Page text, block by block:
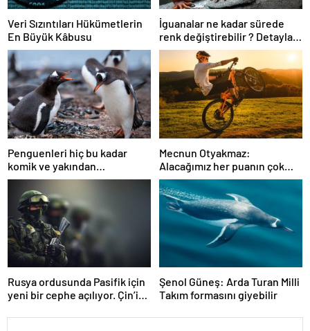
Veri Sızıntıları Hükümetlerin
En Büyük Kâbusu
İguanalar ne kadar sürede
renk değiştirebilir ? Detaylar
burada…
Penguenleri hiç bu kadar
komik ve yakından
görmemiştiniz
Mecnun Otyakmaz:
Alacağımız her puanın çok
önemi var
Rusya ordusunda Pasifik için
yeni bir cephe açılıyor. Çin’in
Şenol Güneş: Arda Turan Milli
Takım formasını giyebilir